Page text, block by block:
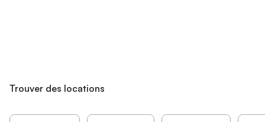
Trouver des locations